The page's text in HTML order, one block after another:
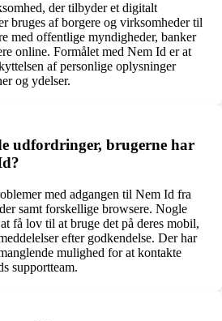
der tilbyder et digitalt
bruges af borgere og virksomheder til
med offentlige myndigheder, banker
online. Formålet med Nem Id er at
af personlige oplysninger
og ydelser.
udfordringer, brugerne har
med adgangen til Nem Id fra
samt forskellige browsere. Nogle
få lov til at bruge det på deres mobil,
efter godkendelse. Der har
mulighed for at kontakte
supportteam.